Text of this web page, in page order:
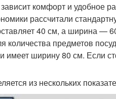
комфорт и удобное
рассчитали
40 см, а ширина —
количества предметов
имеет ширину 80 см. Если
из нескольких